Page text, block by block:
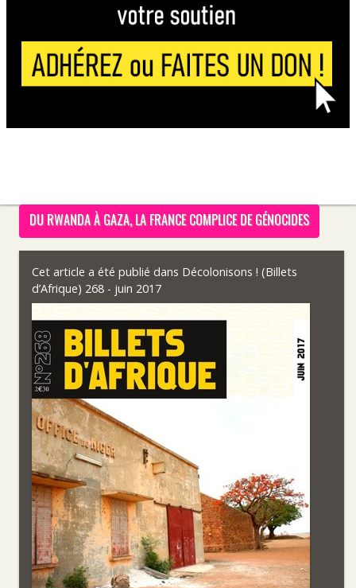
DU RWANDA À GAZA, LA FRANCE COMPLICE DE GÉNOCIDES
Cet article a été publié dans Décolonisons ! (Billets
d’Afrique) 268 - juin 2017